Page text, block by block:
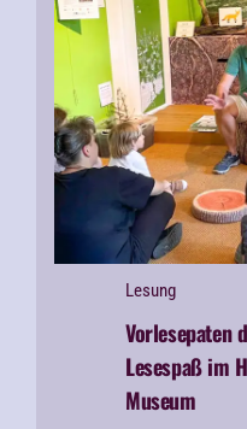
Lesung
Vorlesepaten
Lesespaß im
Museum